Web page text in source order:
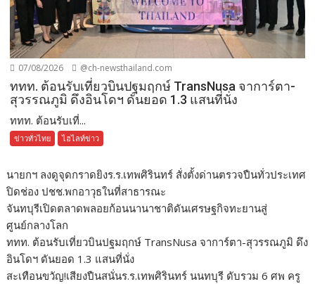
07/08/2026 @ch-newsthailand.com
ททท. ต้อนรับเที่ยวบินปฐมฤกษ์ TransNusa จาการ์ตา-
สุวรรณภูมิ ดึงอินโดฯ ดันยอด 1.3 แสนที่นั่ง
ททท. ต้อนรับเที่...
ข่าวทั่วไทย ไฮไลท์ข่าว
นายกฯ ลงดูจุดกราดยิงร.ร.เทพศิรินทร์ สั่งตั้งด่านตรวจปืนทั่วประเทศ
ปิดช่อง ปชช.พกอาวุธในที่สาธารณะ
จันทบุรีเปิดตลาดพลอยก้อนนานาชาติดันเศรษฐกิจทะยานสู่
ศูนย์กลางโลก
ททท. ต้อนรับเที่ยวบินปฐมฤกษ์ TransNusa จาการ์ตา-สุวรรณภูมิ ดึง
อินโดฯ ดันยอด 1.3 แสนที่นั่ง
สะเทือนขวัญ!เสียงปืนสนั่นร.ร.เทพศิรินทร์ นนทบุรี ดับรวม 6 ศพ ครู